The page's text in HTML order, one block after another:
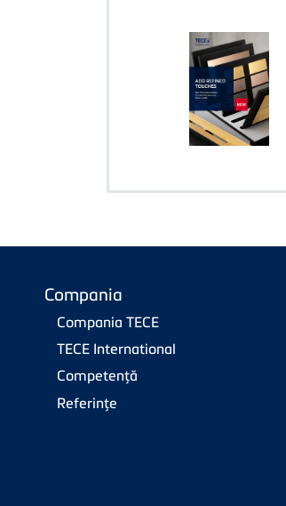
Compania
Compania TECE
TECE International
Competenţă
Referinţe